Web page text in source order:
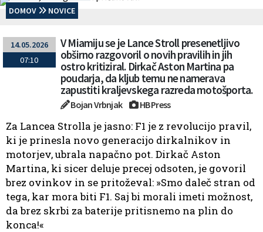
DOMOV NOVICE
14.05.2026
07:10
V Miamiju se je Lance Stroll presenetljivo
obširno razgovoril o novih pravilih in jih
ostro kritiziral. Dirkač Aston Martina pa
poudarja, da kljub temu ne namerava
zapustiti kraljevskega razreda motošporta.
Bojan Vrbnjak HB Press
Za Lancea Strolla je jasno: F1 je z revolucijo pravil,
ki je prinesla novo generacijo dirkalnikov in
motorjev, ubrala napačno pot. Dirkač Aston
Martina, ki sicer deluje precej odsoten, je govoril
brez ovinkov in se pritoževal: »Smo daleč stran od
tega, kar mora biti F1. Saj bi morali imeti možnost,
da brez skrbi za baterije pritisnemo na plin do
konca!«